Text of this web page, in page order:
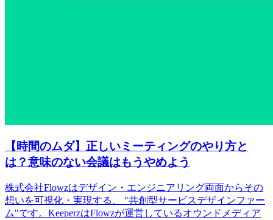
【時間のムダ】正しいミーティングのやり方と
は？意味のない会議はもうやめよう
株式会社Flowzはデザイン・エンジニアリング両面からその
想いを可視化・実現する、 "共創型サービスデザインファー
ム"です。KeeperzはFlowzが運営しているオウンドメディア